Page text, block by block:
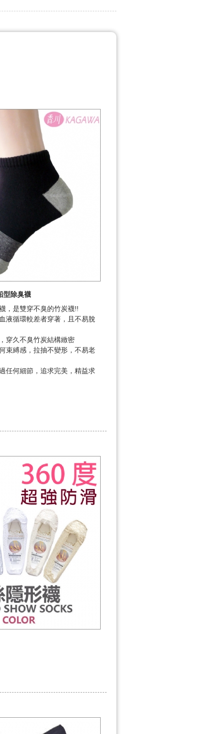
型除臭襪
，是雙穿不臭的竹炭襪!!
液循環較差者穿著，且不易脫
穿久不臭竹炭結構緻密
束縛感，拉抽不變形，不易老
任何細節，追求完美，精益求